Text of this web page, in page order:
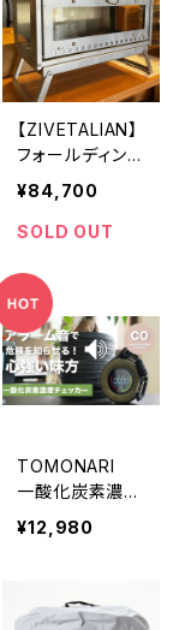
【ZIVETALIAN】
フォールディング
ZIVEスト
¥84,700
SOLD OUT
TOMONARI
一酸化炭素濃度
チェッカー
¥12,980